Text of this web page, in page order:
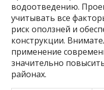
водоотведению.
учитывать все
риск оползней и
конструкции.
применение
значительно
районах.